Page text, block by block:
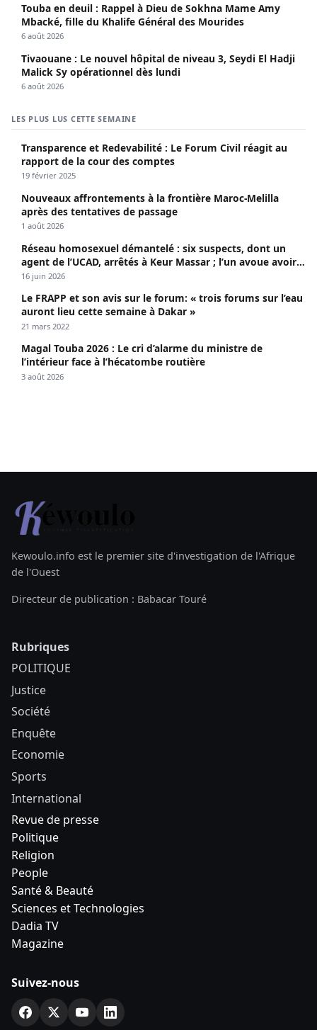
Touba en deuil : Rappel à Dieu de Sokhna Mame Amy
Mbacké, fille du Khalife Général des Mourides
6 août 2026
Tivaouane : Le nouvel hôpital de niveau 3, Seydi El Hadji
Malick Sy opérationnel dès lundi
6 août 2026
LES PLUS LUS CETTE SEMAINE
Transparence et Redevabilité : Le Forum Civil réagit au
rapport de la cour des comptes
19 février 2025
Nouveaux affrontements à la frontière Maroc-Melilla
après des tentatives de passage
1 août 2026
Réseau homosexuel démantelé : six suspects, dont un
agent de l’UCAD, arrêtés à Keur Massar ; l’un avoue avoir
propagé le VIH depuis 2018
16 juin 2026
Le FRAPP et son avis sur le forum: « trois forums sur l’eau
auront lieu cette semaine à Dakar »
21 mars 2022
Magal Touba 2026 : Le cri d’alarme du ministre de
l’intérieur face à l’hécatombe routière
3 août 2026
Kewoulo.info est le premier site d'investigation de l'Afrique
de l'Ouest
Directeur de publication : Babacar Touré
Rubriques
POLITIQUE
Justice
Société
Enquête
Economie
Sports
International
Revue de presse
Politique
Religion
People
Santé & Beauté
Sciences et Technologies
Dadia TV
Magazine
Suivez-nous